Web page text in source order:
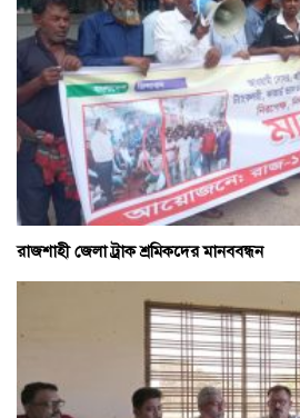
রাজশাহী জেলা ট্রাক শ্রমিকদের মানববন্ধন